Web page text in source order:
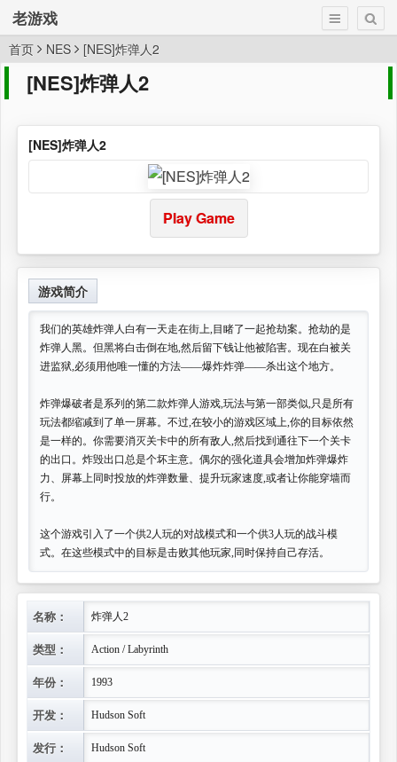
老游戏
首页 NES [NES]炸弹人2
[NES]炸弹人2
[NES]炸弹人2
Play Game
游戏简介
我们的英雄炸弹人白有一天走在街上,目睹了一起抢劫案。抢劫的是
炸弹人黑。但黑将白击倒在地,然后留下钱让他被陷害。现在白被关
进监狱,必须用他唯一懂的方法——爆炸炸弹——杀出这个地方。
炸弹爆破者是系列的第二款炸弹人游戏,玩法与第一部类似,只是所有
玩法都缩减到了单一屏幕。不过,在较小的游戏区域上,你的目标依然
是一样的。你需要消灭关卡中的所有敌人,然后找到通往下一个关卡
的出口。炸毁出口总是个坏主意。偶尔的强化道具会增加炸弹爆炸
力、屏幕上同时投放的炸弹数量、提升玩家速度,或者让你能穿墙而
行。
这个游戏引入了一个供2人玩的对战模式和一个供3人玩的战斗模
式。在这些模式中的目标是击败其他玩家,同时保持自己存活。
名称： 炸弹人2
类型： Action / Labyrinth
年份： 1993
开发： Hudson Soft
发行： Hudson Soft